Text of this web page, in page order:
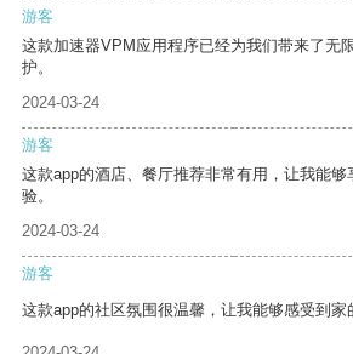
游客
这款加速器VPM应用程序已经为我们带来了无
护。
2024-03-24
游客
这款app的酒店、餐厅推荐非常有用，让我能
验。
2024-03-24
游客
这款app的社区氛围很温馨，让我能够感受到家